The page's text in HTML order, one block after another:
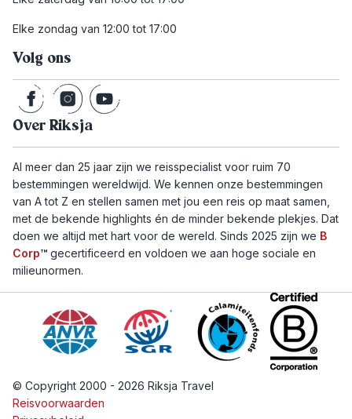
Elke zondag van 12:00 tot 17:00
Volg ons
Over Riksja
Al meer dan 25 jaar zijn we reisspecialist voor ruim 70
bestemmingen wereldwijd. We kennen onze bestemmingen
van A tot Z en stellen samen met jou een reis op maat samen,
met de bekende highlights én de minder bekende plekjes. Dat
doen we altijd met hart voor de wereld. Sinds 2025 zijn we B
Corp™ gecertificeerd en voldoen we aan hoge sociale en
milieunormen.
© Copyright 2000 - 2026 Riksja Travel
Reisvoorwaarden